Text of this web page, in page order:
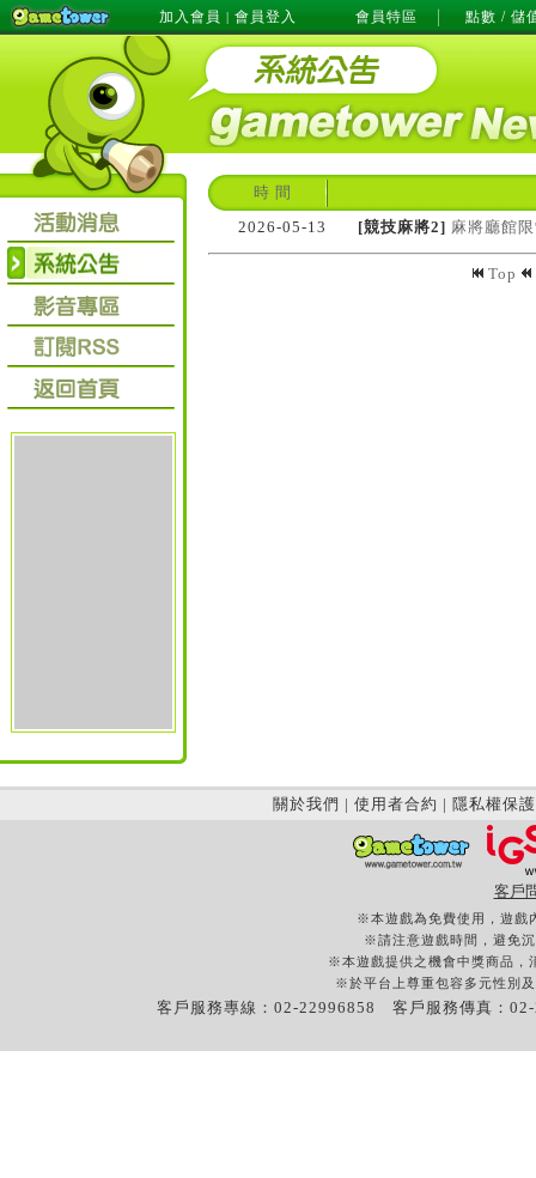
加入會員 | 會員登入 會員特區 點數 / 儲
時 間
2026-05-13
[競技麻將2] 麻將廳館
Top
關於我們 | 使用者合約 | 隱私權保護
客戶
※本遊戲為免費使用，遊戲
※請注意遊戲時間，避免
※本遊戲提供之機會中獎商品，
※於平台上尊重包容多元性別
客戶服務專線：02-22996858 客戶服務傳真：